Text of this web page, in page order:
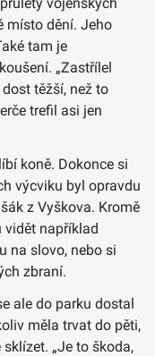
místo dění. Jeho
tam je
„Zastřílel
těžší, než to
trefil asi jen
koně. Dokonce si
výcviku byl opravdu
z Vyškova. Kromě
vidět například
na slovo, nebo si
zbraní.
ale do parku dostal
měla trvat do pěti,
„Je to škoda,